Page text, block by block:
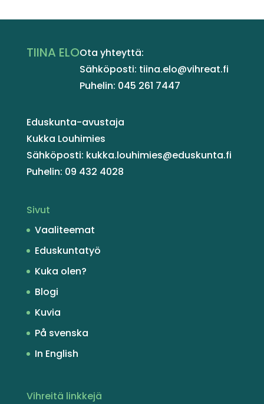
TIINA ELOOta yhteyttä:
Sähköposti: tiina.elo@vihreat.fi
Puhelin: 045 261 7447
Eduskunta-avustaja
Kukka Louhimies
Sähköposti: kukka.louhimies@eduskunta.fi
Puhelin: 09 432 4028
Sivut
Vaaliteemat
Eduskuntatyö
Kuka olen?
Blogi
Kuvia
På svenska
In English
Vihreitä linkkejä